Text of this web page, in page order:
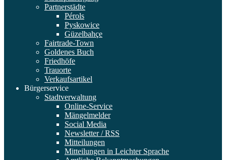
Partnerstädte
Pérols
Pyskowice
Güzelbahçe
Fairtrade-Town
Goldenes Buch
Friedhöfe
Trauorte
Verkaufsartikel
Bürgerservice
Stadtverwaltung
Online-Service
Mängelmelder
Social Media
Newsletter / RSS
Mitteilungen
Mitteilungen in Leichter Sprache